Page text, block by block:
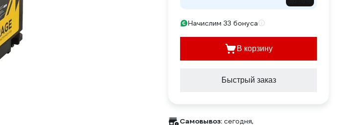
Начислим 33 бонуса
В корзину
Быстрый заказ
Самовывоз: сегодня,